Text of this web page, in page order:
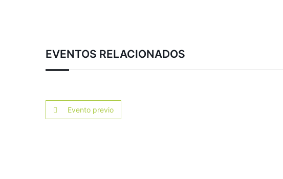
EVENTOS RELACIONADOS
Evento previo